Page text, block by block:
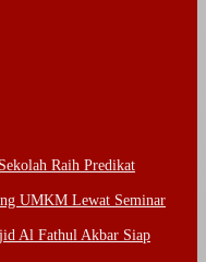
Raih Predikat
UMKM Lewat Seminar
Al Fathul Akbar Siap